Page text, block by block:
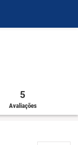
5
Avaliações